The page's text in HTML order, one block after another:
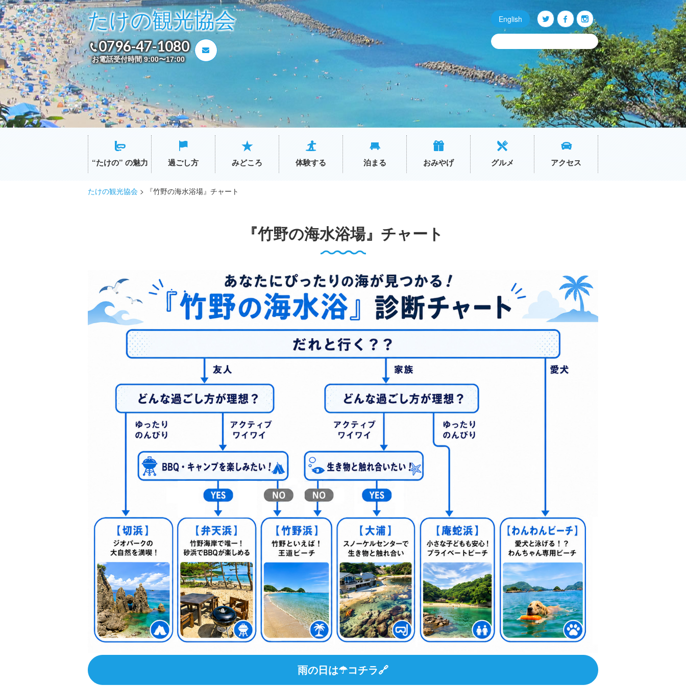
たけの観光協会
0796-47-1080
お電話受付時間 9:00〜17:00
English Q O P
“たけの” の魅力 過ごし方 みどころ 体験する 泊まる おみやげ グルメ アクセス
たけの観光協会 > 『竹野の海水浴場』チャート
『竹野の海水浴場』チャート
雨の日は☂コチラ🔗